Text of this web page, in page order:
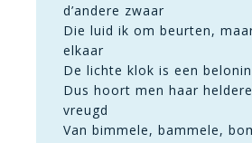
d’andere zwaar
Die luid ik om beurten,
elkaar
De lichte klok is een
Dus hoort men haar
vreugd
Van bimmele, bammele,